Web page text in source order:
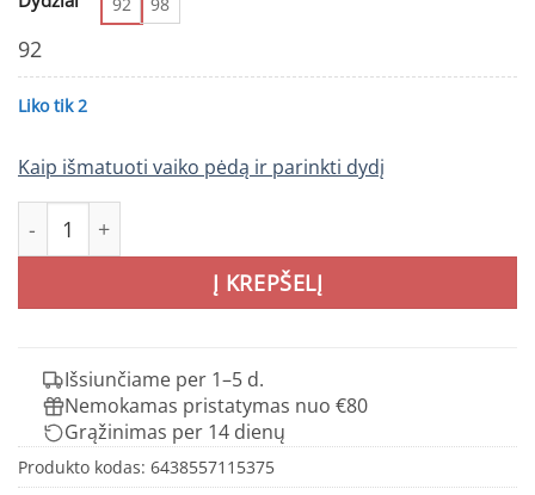
92
Liko tik 2
Kaip išmatuoti vaiko pėdą ir parinkti dydį
produkto kiekis: REIMA Nuotio žieminė striukė
Į KREPŠELĮ
Išsiunčiame per 1–5 d.
Nemokamas pristatymas nuo €80
Grąžinimas per 14 dienų
Produkto kodas: 6438557115375